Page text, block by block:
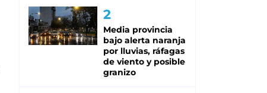
Media provincia
bajo alerta naranja
por lluvias, ráfagas
de viento y posible
granizo